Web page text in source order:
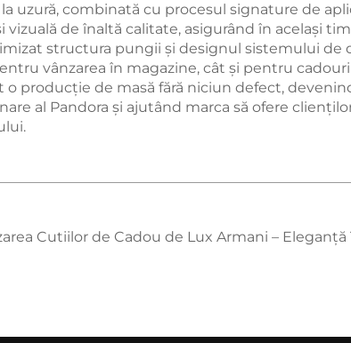
uzură, combinată cu procesul signature de
vizuală de înaltă calitate, asigurând în același
structura pungii și designul sistemului
vânzarea în magazine, cât și pentru
o producție de masă fără niciun defect,
al Pandora și ajutând marca să ofere
Cutiilor de Cadou de Lux Armani – Eleganță Timpurie,